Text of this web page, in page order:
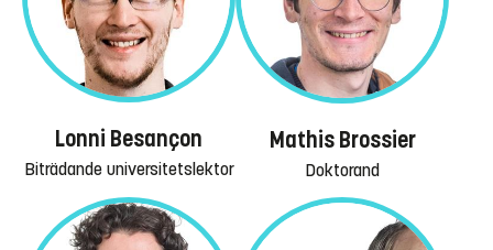
Lonni Besançon
Biträdande universitetslektor
Mathis Brossier
Doktorand